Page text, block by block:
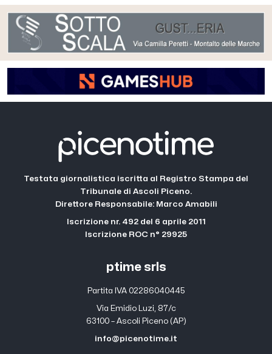
Testata giornalistica iscritta al Registro Stampa del
Tribunale di Ascoli Piceno.
Direttore Responsabile: Marco Amabili
Iscrizione nr. 492 del 6 aprile 2011
Iscrizione ROC n° 29925
ptime srls
Partita IVA 02286040445
Via Emidio Luzi, 87/c
63100 – Ascoli Piceno (AP)
info@picenotime.it